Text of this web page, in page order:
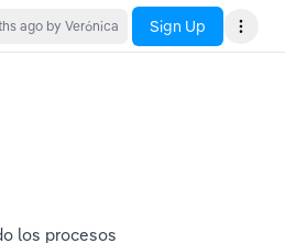
ago by Verónica Sign Up
los procesos